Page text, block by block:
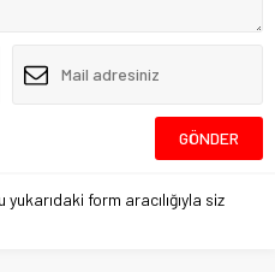
form aracılığıyla siz